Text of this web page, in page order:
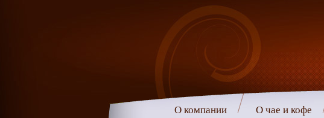
О компании О чае и кофе